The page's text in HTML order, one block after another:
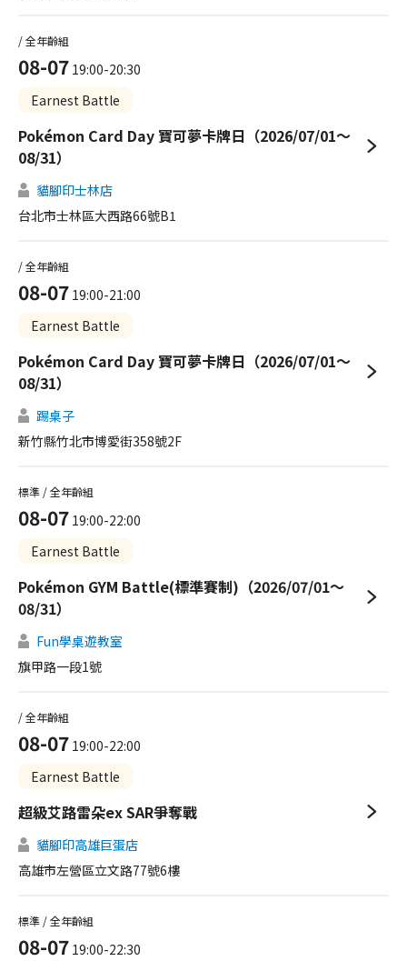
08-07 19:00-20:30
Earnest Battle
/ 全年齡組
Pokémon Card Day 寶可夢卡牌日（2026/07/01～
08/31）
貓腳印士林店
台北市士林區大西路66號B1
08-07 19:00-21:00
Earnest Battle
/ 全年齡組
Pokémon Card Day 寶可夢卡牌日（2026/07/01～
08/31）
踢桌子
新竹縣竹北市博愛街358號2F
08-07 19:00-22:00
Earnest Battle
標準 / 全年齡組
Pokémon GYM Battle(標準賽制)（2026/07/01～
08/31）
Fun學桌遊教室
旗甲路一段1號
08-07 19:00-22:00
Earnest Battle
/ 全年齡組
超級艾路雷朵ex SAR爭奪戰
貓腳印高雄巨蛋店
高雄市左營區立文路77號6樓
08-07 19:00-22:30
標準 / 全年齡組